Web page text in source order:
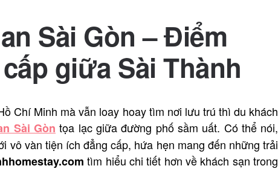
Sài Gòn – Điểm
giữa Sài Thành
Chí Minh mà vẫn loay hoay tìm nơi lưu trú thì du khách
Sài Gòn tọa lạc giữa đường phố sầm uất. Có thể nói,
vô vàn tiện ích đẳng cấp, hứa hẹn mang đến những trải
tìm hiểu chi tiết hơn về khách sạn trong